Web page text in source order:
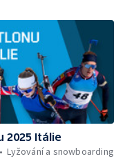
2025 Itálie
Lyžování a snowboarding